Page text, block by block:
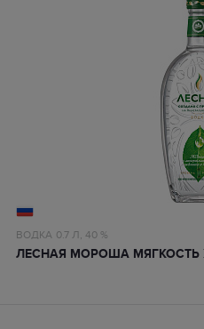
ВОДКА 0.7 Л, 40 %
ЛЕСНАЯ МОРОША МЯГКОСТЬ